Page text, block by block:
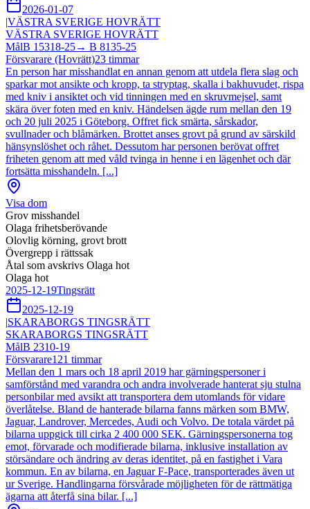
2026-01-07
|VÄSTRA SVERIGE HOVRÄTT
VÄSTRA SVERIGE HOVRÄTT
MålB 15318-25→ B 8135-25
Försvarare (Hovrätt)23 timmar
En person har misshandlat en annan genom att utdela flera slag och
sparkar mot ansikte och kropp, ta stryptag, skalla i bakhuvudet, rispa
med kniv i ansiktet och vid tinningen med en skruvmejsel, samt
skära över foten med en kniv. Händelsen ägde rum mellan den 19
och 20 juli 2025 i Göteborg. Offret fick smärta, sårskador,
svullnader och blåmärken. Brottet anses grovt på grund av särskild
hänsynslöshet och råhet. Dessutom har personen berövat offret
friheten genom att med våld tvinga in henne i en lägenhet och där
fortsätta misshandeln. [...]
Visa dom
Grov misshandel
Olaga frihetsberövande
Olovlig körning, grovt brott
Övergrepp i rättssak
Åtal som avskrivs Olaga hot
Olaga hot
2025-12-19Tingsrätt
2025-12-19
|SKARABORGS TINGSRÄTT
SKARABORGS TINGSRÄTT
MålB 2310-19
Försvarare121 timmar
Mellan den 1 mars och 18 april 2019 har gärningspersoner i
samförstånd med varandra och andra involverade hanterat sju stulna
personbilar med avsikt att transportera dem utomlands för vidare
överlåtelse. Bland de hanterade bilarna fanns märken som BMW,
Jaguar, Landrover, Mercedes, Audi och Volvo. De totala värdet på
bilarna uppgick till cirka 2 400 000 SEK. Gärningspersonerna tog
emot, förvarade och modifierade bilarna, inklusive installation av
störsändare och ändring av deras identitet, på en fastighet i Vara
kommun. En av bilarna, en Jaguar F-Pace, transporterades även ut
ur Sverige. Handlingarna försvårade möjligheten för de rättmätiga
ägarna att återfå sina bilar. [...]